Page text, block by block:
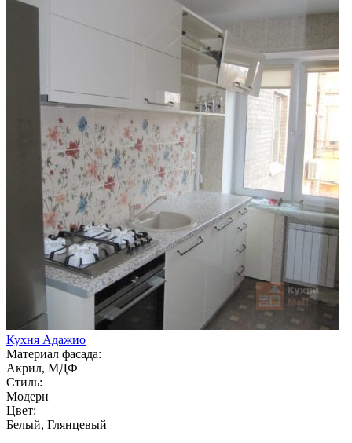
Кухня Адажио
Материал фасада:
Акрил, МДФ
Стиль:
Модерн
Цвет:
Белый, Глянцевый